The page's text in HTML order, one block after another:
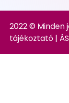
2022 ©
tájékoztató |